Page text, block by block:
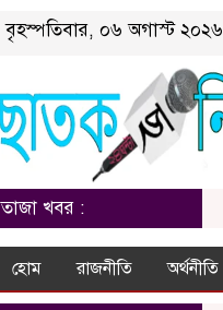
বৃহস্পতিবার, ০৬ অগাস্ট
তাজা খবর :
হোম রাজনীতি অর্থনীতি